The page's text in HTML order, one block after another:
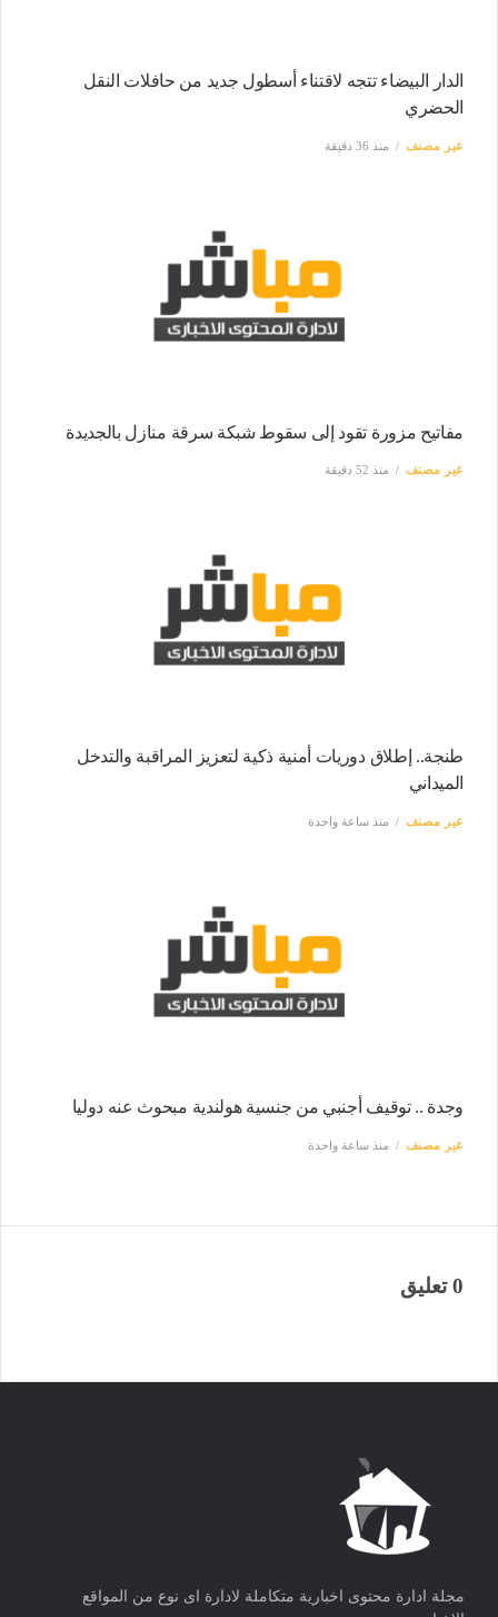
الدار البيضاء تتجه لاقتناء أسطول جديد من حافلات النقل
الحضري
غير مصنف منذ 36 دقيقة
مفاتيح مزورة تقود إلى سقوط شبكة سرقة منازل بالجديدة
غير مصنف منذ 52 دقيقة
طنجة.. إطلاق دوريات أمنية ذكية لتعزيز المراقبة والتدخل
الميداني
غير مصنف منذ ساعة واحدة
وجدة .. توقيف أجنبي من جنسية هولندية مبحوث عنه دوليا
غير مصنف منذ ساعة واحدة
0 تعليق
مجلة ادارة محتوى اخبارية متكاملة لادارة اى نوع من المواقع